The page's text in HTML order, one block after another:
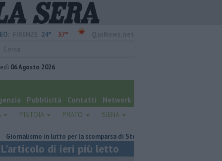
24° 37°
06 Agosto 2026
Pubblicità Contatti Network
PISTOIA PRATO SIENA
in lutto per la scomparsa di Stefano Marcelli
L'articolo di ieri più letto